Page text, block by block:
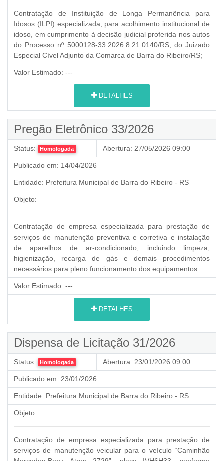
Contratação de Instituição de Longa Permanência para
Idosos (ILPI) especializada, para acolhimento institucional de
idoso, em cumprimento à decisão judicial proferida nos autos
do Processo nº 5000128-33.2026.8.21.0140/RS, do Juizado
Especial Cível Adjunto da Comarca de Barra do Ribeiro/RS;
Valor Estimado: ---
DETALHES
Pregão Eletrônico 33/2026
Status: Homologada Abertura: 27/05/2026 09:00
Publicado em: 14/04/2026
Entidade: Prefeitura Municipal de Barra do Ribeiro - RS
Objeto:
Contratação de empresa especializada para prestação de
serviços de manutenção preventiva e corretiva e instalação
de aparelhos de ar-condicionado, incluindo limpeza,
higienização, recarga de gás e demais procedimentos
necessários para pleno funcionamento dos equipamentos.
Valor Estimado: ---
DETALHES
Dispensa de Licitação 31/2026
Status: Homologada Abertura: 23/01/2026 09:00
Publicado em: 23/01/2026
Entidade: Prefeitura Municipal de Barra do Ribeiro - RS
Objeto:
Contratação de empresa especializada para prestação de
serviços de manutenção veicular para o veículo “Caminhão